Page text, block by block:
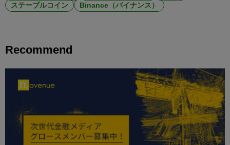
ステーブルコイン
Binance（バイナンス）
Recommend